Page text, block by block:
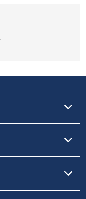
用が可能です。
を